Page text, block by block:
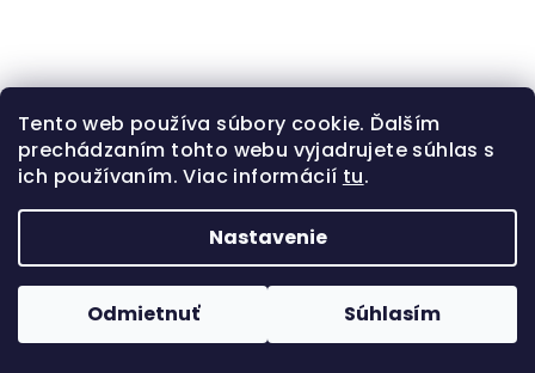
Tento web používa súbory cookie. Ďalším
prechádzaním tohto webu vyjadrujete súhlas s
ich používaním. Viac informácií tu.
Nastavenie
Odmietnuť Súhlasím